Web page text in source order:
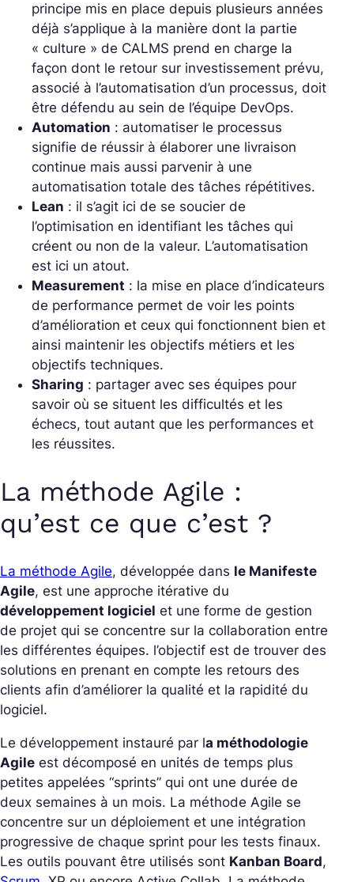
principe mis en place depuis plusieurs années
déjà s’applique à la manière dont la partie
« culture » de CALMS prend en charge la
façon dont le retour sur investissement prévu,
associé à l’automatisation d’un processus, doit
être défendu au sein de l’équipe DevOps.
Automation : automatiser le processus
signifie de réussir à élaborer une livraison
continue mais aussi parvenir à une
automatisation totale des tâches répétitives.
Lean : il s’agit ici de se soucier de
l’optimisation en identifiant les tâches qui
créent ou non de la valeur. L’automatisation
est ici un atout.
Measurement : la mise en place d’indicateurs
de performance permet de voir les points
d’amélioration et ceux qui fonctionnent bien et
ainsi maintenir les objectifs métiers et les
objectifs techniques.
Sharing : partager avec ses équipes pour
savoir où se situent les difficultés et les
échecs, tout autant que les performances et
les réussites.
La méthode Agile :
qu’est ce que c’est ?
La méthode Agile, développée dans le Manifeste
Agile, est une approche itérative du
développement logiciel et une forme de gestion
de projet qui se concentre sur la collaboration entre
les différentes équipes. l’objectif est de trouver des
solutions en prenant en compte les retours des
clients afin d’améliorer la qualité et la rapidité du
logiciel.
Le développement instauré par la méthodologie
Agile est décomposé en unités de temps plus
petites appelées “sprints” qui ont une durée de
deux semaines à un mois. La méthode Agile se
concentre sur un déploiement et une intégration
progressive de chaque sprint pour les tests finaux.
Les outils pouvant être utilisés sont Kanban Board,